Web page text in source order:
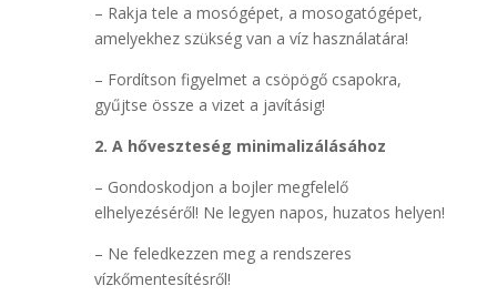
– Rakja tele a mosógépet, a mosogatógépet,
amelyekhez szükség van a víz használatára!
– Fordítson figyelmet a csöpögő csapokra,
gyűjtse össze a vizet a javításig!
2. A hőveszteség minimalizálásához
– Gondoskodjon a bojler megfelelő
elhelyezéséről! Ne legyen napos, huzatos helyen!
– Ne feledkezzen meg a rendszeres
vízkőmentesítésről!